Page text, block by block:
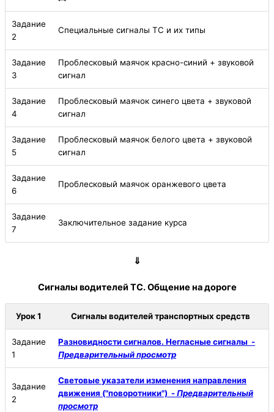
Задание
2
Специальные сигналы ТС и их типы
Задание
3
Проблесковый маячок красно-синий + звуковой
сигнал
Задание
4
Проблесковый маячок синего цвета + звуковой
сигнал
Задание
5
Проблесковый маячок белого цвета + звуковой
сигнал
Задание
6
Проблесковый маячок оранжевого цвета
Задание
7
Заключительное задание курса
⇓
Сигналы водителей ТС. Общение на дороге
Урок 1 Сигналы водителей транспортных средств
Задание
1
Разновидности сигналов. Негласные сигналы -
Предварительный просмотр
Задание
2
Световые указатели изменения направления
движения ("поворотники") -Предварительный
просмотр